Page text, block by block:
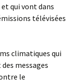
qui vont dans
télévisées
climatiques qui
messages
le